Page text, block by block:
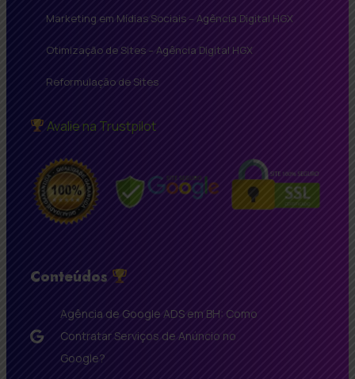
Marketing em Mídias Sociais – Agência Digital HGX
Otimização de Sites – Agência Digital HGX
Reformulação de Sites
Avalie na Trustpilot
Conteúdos
Agência de Google ADS em BH: Como
Contratar Serviços de Anúncio no
Google?